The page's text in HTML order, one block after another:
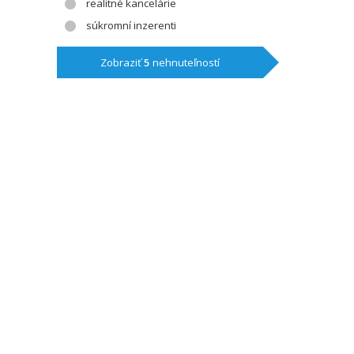
realitné kancelárie
súkromní inzerenti
Zobraziť5 nehnuteľností